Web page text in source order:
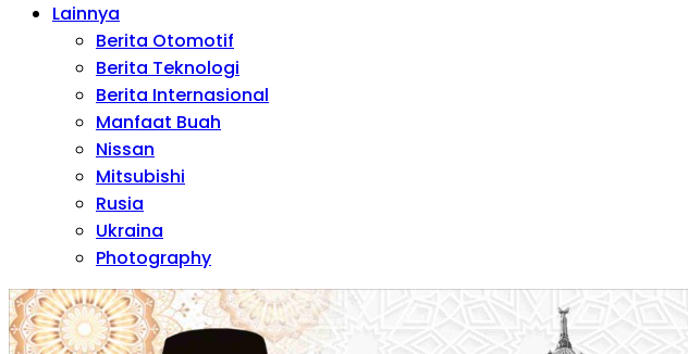
Lainnya
Berita Otomotif
Berita Teknologi
Berita Internasional
Manfaat Buah
Nissan
Mitsubishi
Rusia
Ukraina
Photography